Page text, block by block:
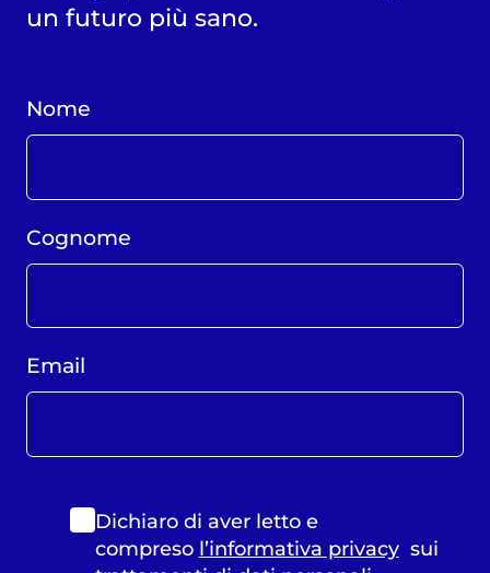
un futuro più sano.
Nome
Cognome
Email
Dichiaro di aver letto e
compreso l’informativa privacysui